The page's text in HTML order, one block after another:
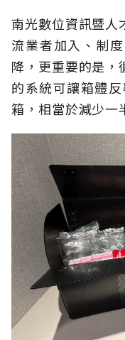
南光數位資訊暨人
流業者加入、制
降，更重要的是，
的系統可讓箱體
箱，相當於減少一